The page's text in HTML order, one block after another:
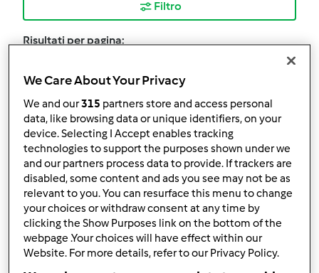
Filtro
Risultati per pagina:
Predefinito
I filtri:
Primavera
Annulla
We Care About Your Privacy
We and our315 partners store and access personal
data, like browsing data or unique identifiers, on your
device. Selecting I Accept enables tracking
technologies to support the purposes shown under we
and our partners process data to provide. If trackers are
disabled, some content and ads you see may not be as
relevant to you. You can resurface this menu to change
your choices or withdraw consent at any time by
clicking the Show Purposes link on the bottom of the
webpage .Your choices will have effect within our
Website. For more details, refer to our Privacy Policy.